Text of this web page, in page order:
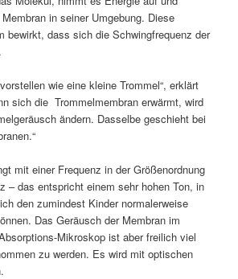
in seiner Umgebung. Diese
bewirkt, dass sich die Schwingfrequenz der
wie eine kleine Trommel“, erklärt
sich die Trommelmembran erwärmt, wird
ändern. Dasselbe geschieht bei
mit einer Frequenz in der Größenordnung
– das entspricht einem sehr hohen Ton, in
den zumindest Kinder normalerweise
Das Geräusch der Membran im
Mikroskop ist aber freilich viel
zu werden. Es wird mit optischen